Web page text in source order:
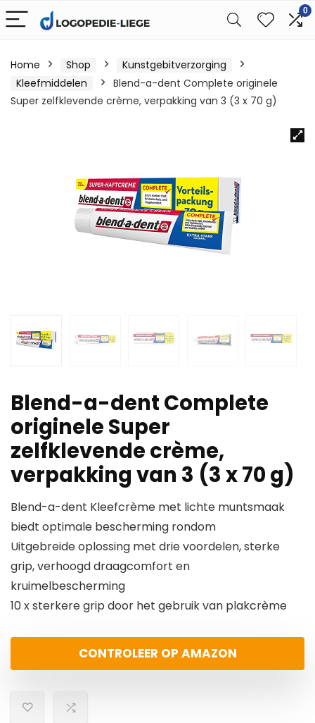
0
Home Shop
Kunstgebitverzorging
Kleefmiddelen
Blend-a-dent Complete originele
Super zelfklevende crème, verpakking van 3 (3 x 70 g)
Blend-a-dent Complete
originele Super
zelfklevende crème,
verpakking van 3 (3 x 70 g)
Blend-a-dent Kleefcrème met lichte muntsmaak
biedt optimale bescherming rondom
Uitgebreide oplossing met drie voordelen, sterke
grip, verhoogd draagcomfort en
kruimelbescherming
10 x sterkere grip door het gebruik van plakcrème
CONTROLEER OP AMAZON